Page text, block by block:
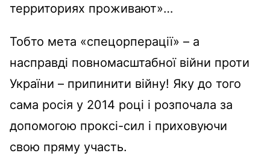
территориях проживают»…
Тобто мета «спецорперації» – а
насправді повномасштабної війни проти
України – припинити війну! Яку до того
сама росія у 2014 році і розпочала за
допомогою проксі-сил і приховуючи
свою пряму участь.